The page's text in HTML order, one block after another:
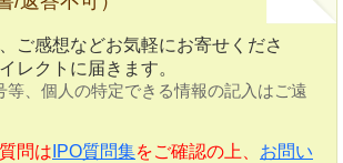
ご感想などお気軽にお寄せくださ
レクトに届きます。
、個人の特定できる情報の記入はご遠
問は IPO質問集をご確認の上、 お問い